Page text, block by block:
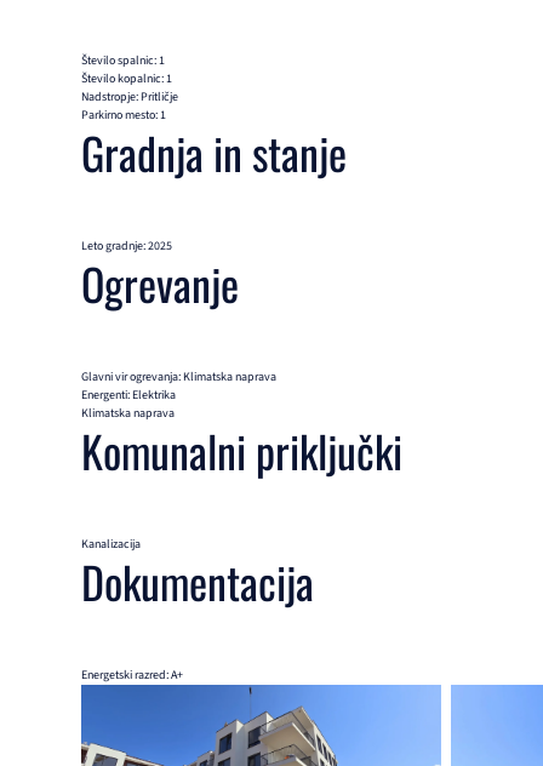
Število spalnic: 1
Število kopalnic: 1
Nadstropje: Pritličje
Parkirno mesto: 1
Gradnja in stanje
Leto gradnje: 2025
Ogrevanje
Glavni vir ogrevanja: Klimatska naprava
Energenti: Elektrika
Klimatska naprava
Komunalni priključki
Kanalizacija
Dokumentacija
Energetski razred: A+